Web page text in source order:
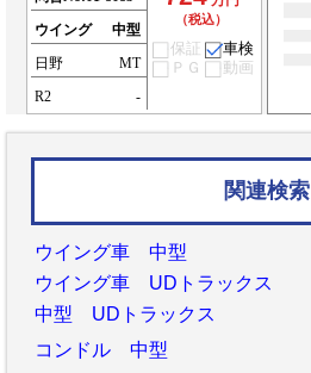
ウイング
中型
日野
MT
R2
-
（税込）
保証
車検
ＰＧ
動画
関連検索
ウイング車 中型
ウイング車 UDトラックス
中型 UDトラックス
コンドル 中型